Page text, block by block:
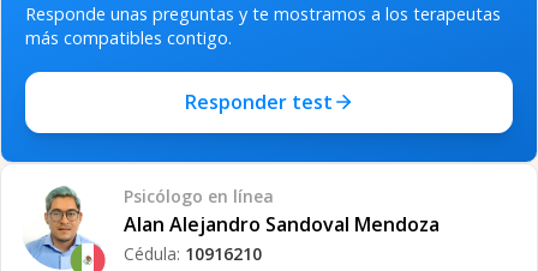
Responde unas preguntas y te mostramos a los terapeutas
más compatibles contigo.
Responder test
Psicólogo en línea
Alan Alejandro Sandoval Mendoza
Cédula: 10916210